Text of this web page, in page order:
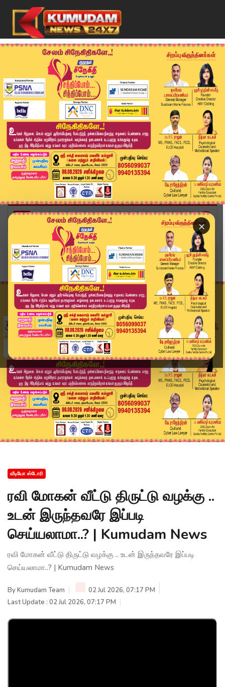
×
Home
வீடியோ ஸ்டோரி
ரவி மோகன் வீட்டு திருட்டு வழக்கு .. உடன் இருந்த...
வீடியோ ஸ்டோரி
ரவி மோகன் வீட்டு திருட்டு வழக்கு ..
உடன் இருந்தவரே இப்படி
செய்யலாமா..? | Kumudam News
ரவி மோகன் வீட்டு திருட்டு வழக்கு .. உடன் இருந்தவரே இப்படி
செய்யலாமா..? | Kumudam News
ByKumudam Team
02 Jul 2026, 07:17 PM
Last Update : 02 Jul 2026, 07:17 PM